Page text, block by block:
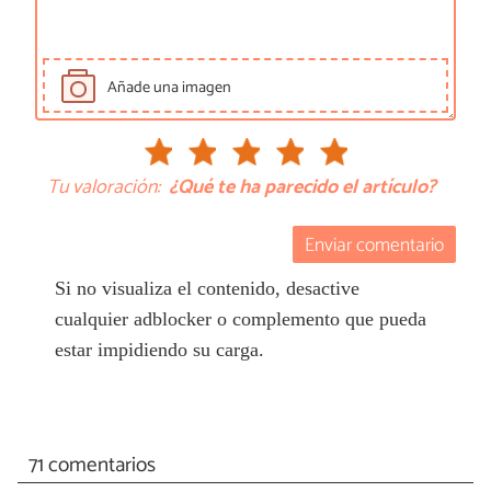
Añade una imagen
Tu valoración: ¿Qué te ha parecido el artículo?
Enviar comentario
Si no visualiza el contenido, desactive
cualquier adblocker o complemento que pueda
estar impidiendo su carga.
71 comentarios